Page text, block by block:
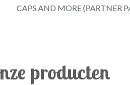
CAPS AND MORE (PARTNER
producten